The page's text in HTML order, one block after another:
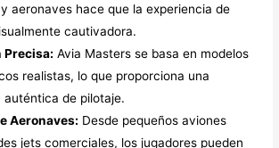
aeronaves hace que la experiencia de
cautivadora.
Precisa: Avia Masters se basa en modelos
realistas, lo que proporciona una
auténtica de pilotaje.
Aeronaves: Desde pequeños aviones
jets comerciales, los jugadores pueden